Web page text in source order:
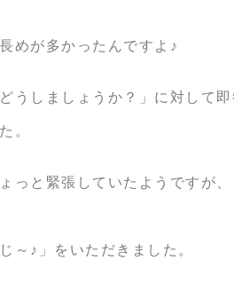
めが多かったんですよ♪
どうしましょうか？」に対して
。
っと緊張していたようですが
～♪」をいただきました。